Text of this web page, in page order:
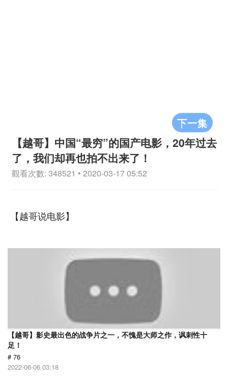
下一集
【越哥】中国“最穷”的国产电影，20年过去
了，我们却再也拍不出来了！
觀看次數: 348521 • 2020-03-17 05:52
【越哥说电影】
【越哥】影史最出色的战争片之一，不愧是大师之作，讽刺性十
足！
# 76
2022-06-06 03:18